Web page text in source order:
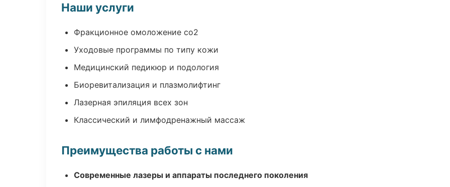
Наши услуги
Фракционное омоложение co2
Уходовые программы по типу кожи
Медицинский педикюр и подология
Биоревитализация и плазмолифтинг
Лазерная эпиляция всех зон
Классический и лимфодренажный массаж
Преимущества работы с нами
Современные лазеры и аппараты последнего поколения